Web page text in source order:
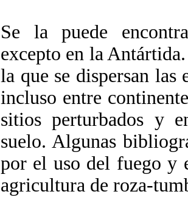
Se la puede
excepto en la
la que se dispersan las
incluso entre
sitios perturbados y
suelo. Algunas
por el uso del fuego y
agricultura de roza-